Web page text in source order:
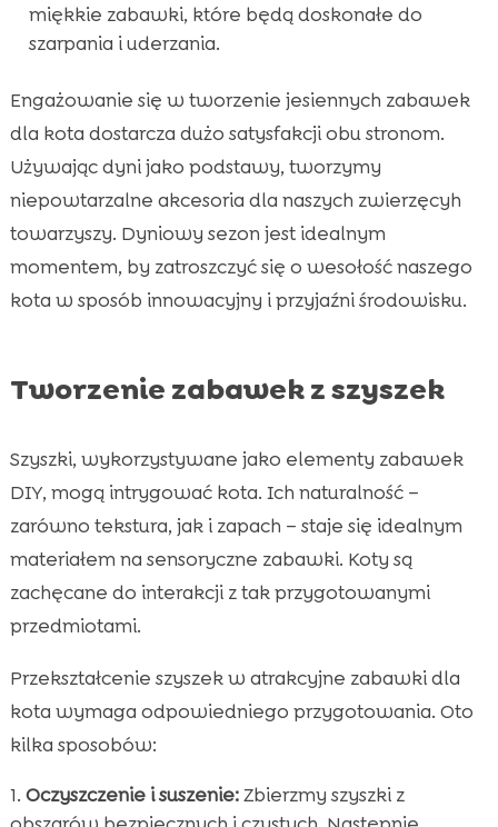
miękkie zabawki, które będą doskonałe do
szarpania i uderzania.
Engażowanie się w tworzenie jesiennych zabawek
dla kota dostarcza dużo satysfakcji obu stronom.
Używając dyni jako podstawy, tworzymy
niepowtarzalne akcesoria dla naszych zwierzęcyh
towarzyszy. Dyniowy sezon jest idealnym
momentem, by zatroszczyć się o wesołość naszego
kota w sposób innowacyjny i przyjaźni środowisku.
Tworzenie zabawek z szyszek
Szyszki, wykorzystywane jako elementy zabawek
DIY, mogą intrygować kota. Ich naturalność –
zarówno tekstura, jak i zapach – staje się idealnym
materiałem na sensoryczne zabawki. Koty są
zachęcane do interakcji z tak przygotowanymi
przedmiotami.
Przekształcenie szyszek w atrakcyjne zabawki dla
kota wymaga odpowiedniego przygotowania. Oto
kilka sposobów:
Oczyszczenie i suszenie:Zbierzmy szyszki z